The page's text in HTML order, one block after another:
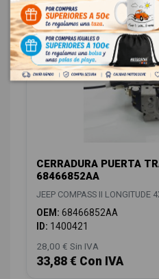
CERRADURA PUERTA
68466852AA
JEEP COMPASS II LONGITUDE
OEM: 68466852AA
ID: 1400421
28,00 € Sin IVA
33,88 € Con IVA